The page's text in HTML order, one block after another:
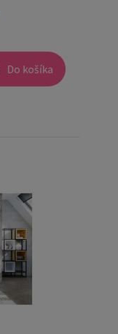
Do košíka